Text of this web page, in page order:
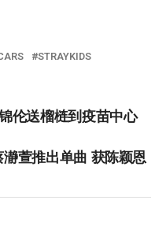
STRAYKIDS
伦送榴梿到疫苗中心
瀞萱推出单曲 获陈颖恩